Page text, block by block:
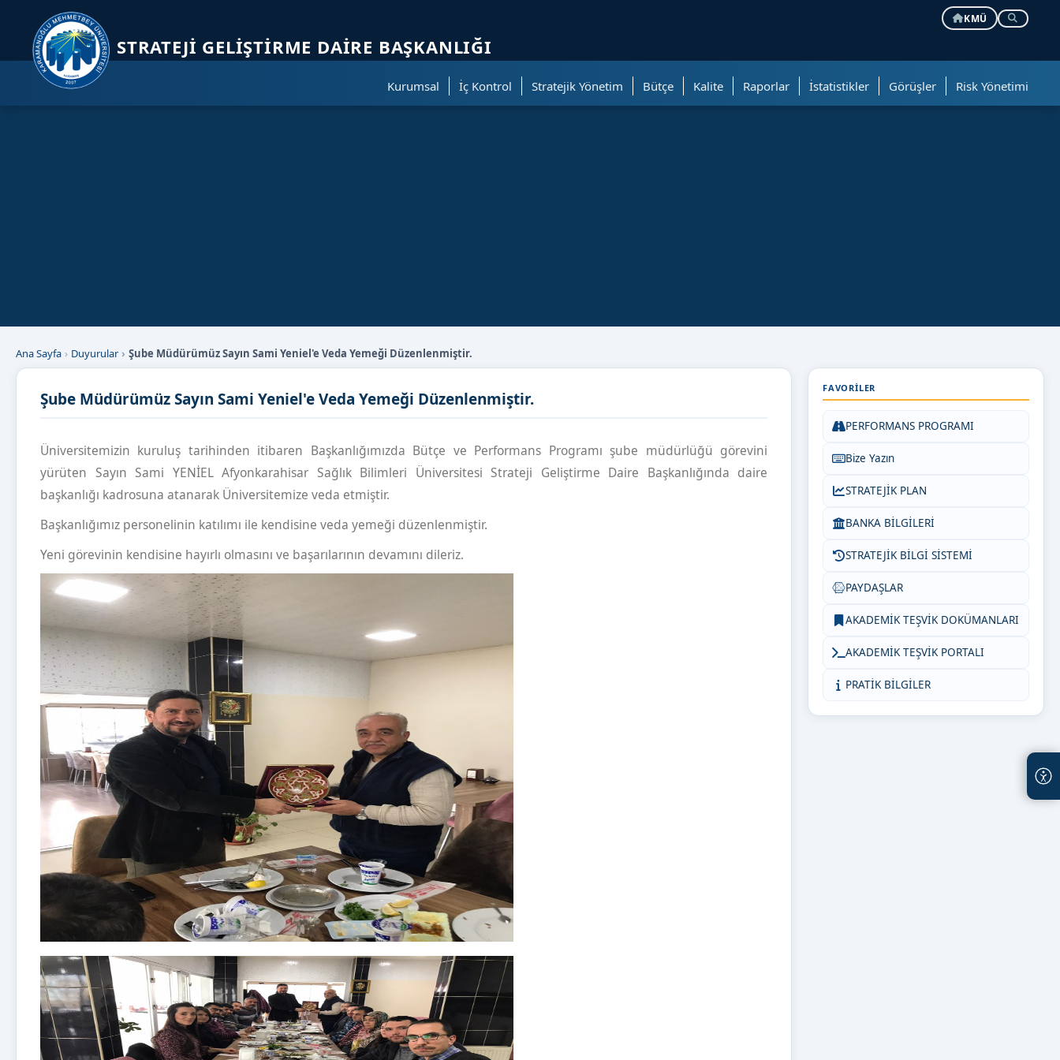
KMÜ
STRATEJI GELIŞTIRME DAIRE BAŞKANLIĞI
Kurumsal İç Kontrol Stratejik Yönetim Bütçe Kalite Raporlar İstatistikler Görüşler Risk Yönetimi
Ana Sayfa Duyurular Şube Müdürümüz Sayın Sami Yeniel'e Veda Yemeği Düzenlenmiştir.
Şube Müdürümüz Sayın Sami Yeniel'e Veda Yemeği Düzenlenmiştir.
Üniversitemizin kuruluş tarihinden itibaren Başkanlığımızda Bütçe ve Performans Programı şube müdürlüğü görevini
yürüten Sayın Sami YENİEL Afyonkarahisar Sağlık Bilimleri Üniversitesi Strateji Geliştirme Daire Başkanlığında daire
başkanlığı kadrosuna atanarak Üniversitemize veda etmiştir.
Başkanlığımız personelinin katılımı ile kendisine veda yemeği düzenlenmiştir.
Yeni görevinin kendisine hayırlı olmasını ve başarılarının devamını dileriz.
FAVORILER
PERFORMANS PROGRAMI
Bize Yazın
STRATEJİK PLAN
BANKA BİLGİLERİ
STRATEJİK BİLGİ SİSTEMİ
PAYDAŞLAR
AKADEMİK TEŞVİK DOKÜMANLARI
AKADEMİK TEŞVİK PORTALI
PRATİK BİLGİLER